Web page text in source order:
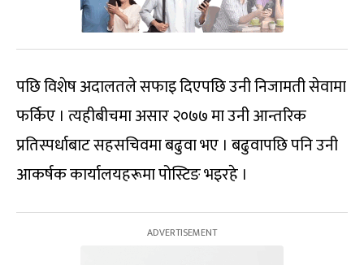
पछि विशेष अदालतले सफाइ दिएपछि उनी निजामती सेवामा
फर्किए । त्यहीबीचमा असार २०७७ मा उनी आन्तरिक
प्रतिस्पर्धाबाट सहसचिवमा बढुवा भए । बढुवापछि पनि उनी
आकर्षक कार्यालयहरूमा पोस्टिङ भइरहे ।